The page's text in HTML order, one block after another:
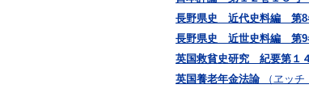
長野県史 近代史料編 第8
長野県史 近世史料編 第9
英国救貧史研究 紀要第１
英国養老年金法論
（ヱッ